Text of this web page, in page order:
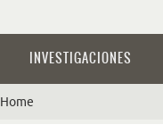
INVESTIGACIONES